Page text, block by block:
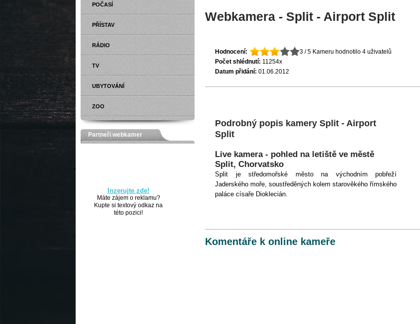
Webkamera - Split - Airport Split
Hodnocení: 3 / 5 Kameru hodnotilo 4 uživatelů
Počet shlédnutí: 11254x
Datum přidání: 01.06.2012
Podrobný popis kamery Split - Airport
Split
Live kamera - pohled na letiště ve městě
Split, Chorvatsko
Split je středomořské město na
východním pobřeží
Jaderského moře, soustředěných kolem starověkého římského
paláce císaře Dioklecián.
Komentáře k online kameře
POČASÍ
PŘÍSTAV
RÁDIO
TV
UBYTOVÁNÍ
ZOO
Partneři webkamer
Inzerujte zde!
Máte zájem o reklamu?
Kupte si textový odkaz na
této pozici!